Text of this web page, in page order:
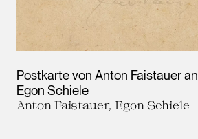
Postkarte von Anton Faistauer an
Egon Schiele
Anton Faistauer, Egon Schiele